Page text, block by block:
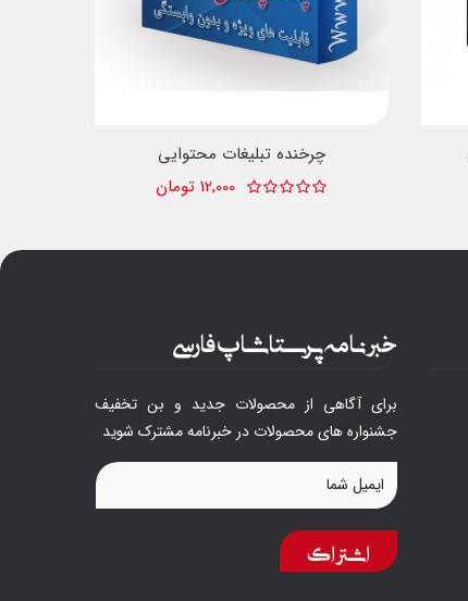
چرخنده تبلیغات محتوایی
12,000 تومان
خبرنامه پرستاشاپ فارسی
برای آگاهی از محصولات جدید و بن تخفیف
جشنواره های محصولات در خبرنامه مشترک شوید
اشتراک